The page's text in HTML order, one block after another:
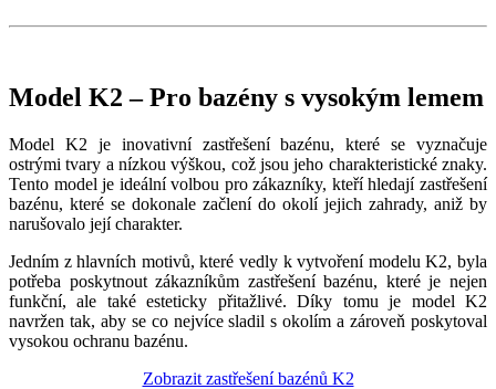
Model K2 – Pro bazény s vysokým lemem
Model K2 je inovativní zastřešení bazénu, které se vyznačuje
ostrými tvary a nízkou výškou, což jsou jeho charakteristické znaky.
Tento model je ideální volbou pro zákazníky, kteří hledají zastřešení
bazénu, které se dokonale začlení do okolí jejich zahrady, aniž by
narušovalo její charakter.
Jedním z hlavních motivů, které vedly k vytvoření modelu K2, byla
potřeba poskytnout zákazníkům zastřešení bazénu, které je nejen
funkční, ale také esteticky přitažlivé. Díky tomu je model K2
navržen tak, aby se co nejvíce sladil s okolím a zároveň poskytoval
vysokou ochranu bazénu.
Zobrazit zastřešení bazénů K2